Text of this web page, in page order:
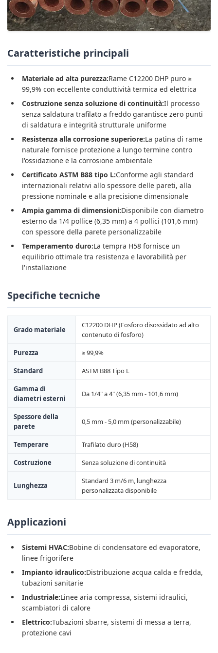
Caratteristiche principali
Materiale ad alta purezza:Rame C12200 DHP puro ≥
99,9% con eccellente conduttività termica ed elettrica
Costruzione senza soluzione di continuità:Il processo
senza saldatura trafilato a freddo garantisce zero punti
di saldatura e integrità strutturale uniforme
Resistenza alla corrosione superiore:La patina di rame
naturale fornisce protezione a lungo termine contro
l'ossidazione e la corrosione ambientale
Certificato ASTM B88 tipo L:Conforme agli standard
internazionali relativi allo spessore delle pareti, alla
pressione nominale e alla precisione dimensionale
Ampia gamma di dimensioni:Disponibile con diametro
esterno da 1/4 pollice (6,35 mm) a 4 pollici (101,6 mm)
con spessore della parete personalizzabile
Temperamento duro:La tempra H58 fornisce un
equilibrio ottimale tra resistenza e lavorabilità per
l'installazione
Specifiche tecniche
Grado materiale
C12200 DHP (Fosforo disossidato ad alto
contenuto di fosforo)
Purezza ≥ 99,9%
Standard ASTM B88 Tipo L
Gamma di
diametri esterni
Da 1/4" a 4" (6,35 mm - 101,6 mm)
Spessore della
parete
0,5 mm - 5,0 mm (personalizzabile)
Temperare Trafilato duro (H58)
Costruzione Senza soluzione di continuità
Lunghezza
Standard 3 m/6 m, lunghezza
personalizzata disponibile
Applicazioni
Sistemi HVAC:Bobine di condensatore ed evaporatore,
linee frigorifere
Impianto idraulico:Distribuzione acqua calda e fredda,
tubazioni sanitarie
Industriale:Linee aria compressa, sistemi idraulici,
scambiatori di calore
Elettrico:Tubazioni sbarre, sistemi di messa a terra,
protezione cavi